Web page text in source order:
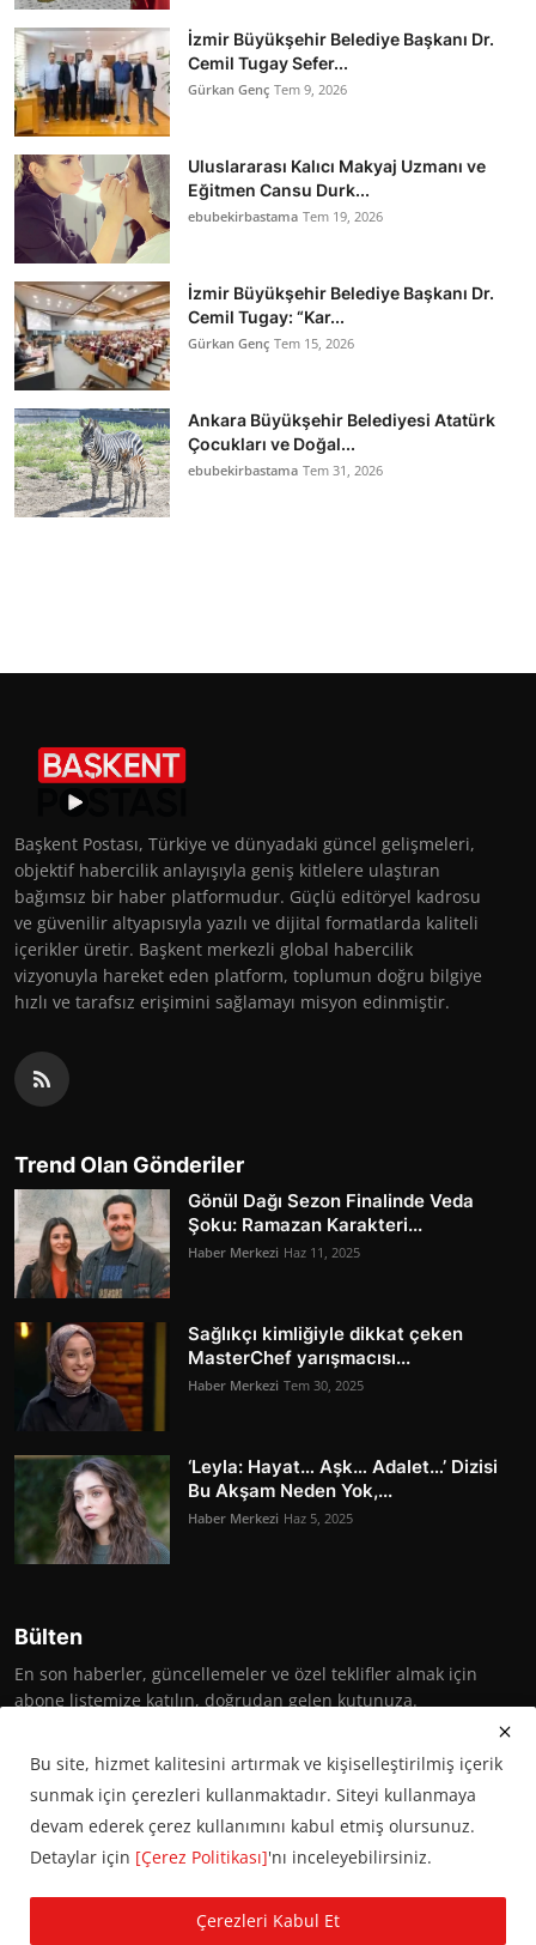
İzmir Büyükşehir Belediye Başkanı Dr.
Cemil Tugay Sefer...
Gürkan Genç Tem 9, 2026
Uluslararası Kalıcı Makyaj Uzmanı ve
Eğitmen Cansu Durk...
ebubekirbastama Tem 19, 2026
İzmir Büyükşehir Belediye Başkanı Dr.
Cemil Tugay: “Kar...
Gürkan Genç Tem 15, 2026
Ankara Büyükşehir Belediyesi Atatürk
Çocukları ve Doğal...
ebubekirbastama Tem 31, 2026
Başkent Postası, Türkiye ve dünyadaki güncel gelişmeleri,
objektif habercilik anlayışıyla geniş kitlelere ulaştıran
bağımsız bir haber platformudur. Güçlü editöryel kadrosu
ve güvenilir altyapısıyla yazılı ve dijital formatlarda kaliteli
içerikler üretir. Başkent merkezli global habercilik
vizyonuyla hareket eden platform, toplumun doğru bilgiye
hızlı ve tarafsız erişimini sağlamayı misyon edinmiştir.
Trend Olan Gönderiler
Gönül Dağı Sezon Finalinde Veda
Şoku: Ramazan Karakteri...
Haber Merkezi Haz 11, 2025
Sağlıkçı kimliğiyle dikkat çeken
MasterChef yarışmacısı...
Haber Merkezi Tem 30, 2025
‘Leyla: Hayat… Aşk… Adalet…’ Dizisi
Bu Akşam Neden Yok,...
Haber Merkezi Haz 5, 2025
Bülten
En son haberler, güncellemeler ve özel teklifler almak için
abone listemize katılın, doğrudan gelen kutunuza.
Abone Ol
KVKK Aydınlatma Metni
Bu site, hizmet kalitesini artırmak ve kişiselleştirilmiş içerik
sunmak için çerezleri kullanmaktadır. Siteyi kullanmaya
devam ederek çerez kullanımını kabul etmiş olursunuz.
Detaylar için [Çerez Politikası]'nı inceleyebilirsiniz.
Çerezleri Kabul Et